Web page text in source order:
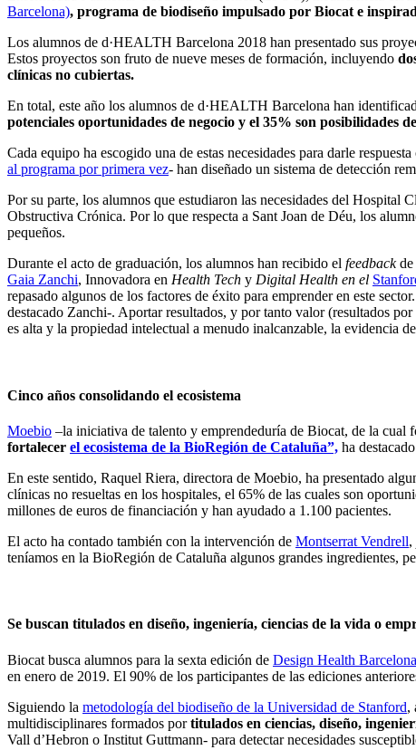
Barcelona), programa de biodiseño impulsado por Biocat e
Los alumnos de d·HEALTH Barcelona 2018 han presentado sus
Estos proyectos son fruto de nueve meses de formación, incluyendo
clínicas no cubiertas.
En total, este año los alumnos de d·HEALTH Barcelona han
potenciales oportunidades de negocio y el 35% son posibilidades
Cada equipo ha escogido una de estas necesidades para darle
al programa por primera vez- han diseñado un sistema de detección
Por su parte, los alumnos que estudiaron las necesidades del
Obstructiva Crónica. Por lo que respecta a Sant Joan de Déu, los
pequeños.
Durante el acto de graduación, los alumnos han recibido el feedback
Gaia Zanchi, Innovadora en Health Tech y Digital Health en el
repasado algunos de los factores de éxito para emprender en este
destacado Zanchi-. Aportar resultados, y por tanto valor (resultados
es alta y la propiedad intelectual a menudo inalcanzable, la evidencia
Cinco años consolidando el ecosistema
Moebio –la iniciativa de talento y emprendeduría de Biocat, de la cual
fortalecer el ecosistema de la BioRegión de Cataluña”, ha
En este sentido, Raquel Riera, directora de Moebio, ha presentado
clínicas no resueltas en los hospitales, el 65% de las cuales son
millones de euros de financiación y han ayudado a 1.100 pacientes.
El acto ha contado también con la intervención de Montserrat Vendrell,
teníamos en la BioRegión de Cataluña algunos grandes ingredientes,
Se buscan titulados en diseño, ingeniería, ciencias de la vida o
Biocat busca alumnos para la sexta edición de Design Health
en enero de 2019. El 90% de los participantes de las ediciones
Siguiendo la metodología del biodiseño de la Universidad de Stanford,
multidisciplinares formados portitulados en ciencias, diseño,
Vall d’Hebron o Institut Guttmann- para detectar necesidades